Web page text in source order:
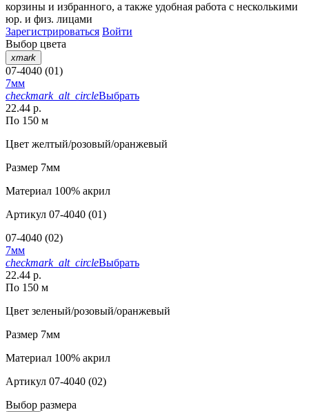
корзины и избранного, а также удобная работа с несколькими
юр. и физ. лицами
Зарегистрироваться Войти
Выбор цвета
xmark
07-4040 (01)
7мм
checkmark_alt_circleВыбрать
22.44 р.
По 150 м
Цвет желтый/розовый/оранжевый
Размер 7мм
Материал 100% акрил
Артикул 07-4040 (01)
07-4040 (02)
7мм
checkmark_alt_circleВыбрать
22.44 р.
По 150 м
Цвет зеленый/розовый/оранжевый
Размер 7мм
Материал 100% акрил
Артикул 07-4040 (02)
Выбор размера